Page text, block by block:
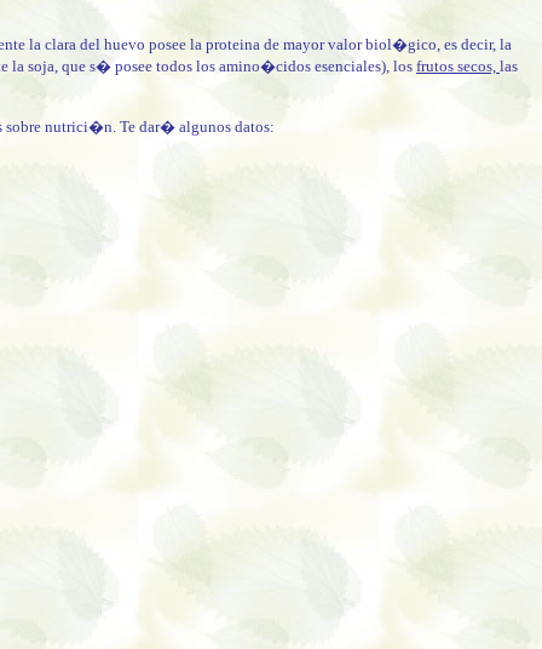
la clara del huevo posee la proteina de mayor valor biol�gico, es decir, la
la soja, que s� posee todos los amino�cidos esenciales), los frutos secos, las
sobre nutrici�n. Te dar� algunos datos: